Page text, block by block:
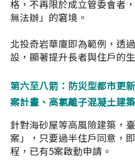
格，不再限於成立管委會者
無法辦」的窘境。
北投奇岩華廈即為範例，透
設，顯著提升長者與住戶的
第六至八箭：防災型都市更
案計畫、高氯離子混凝土建
針對海砂屋等高風險建築，
案」，只要過半住戶同意，
程，已有5案啟動申請。